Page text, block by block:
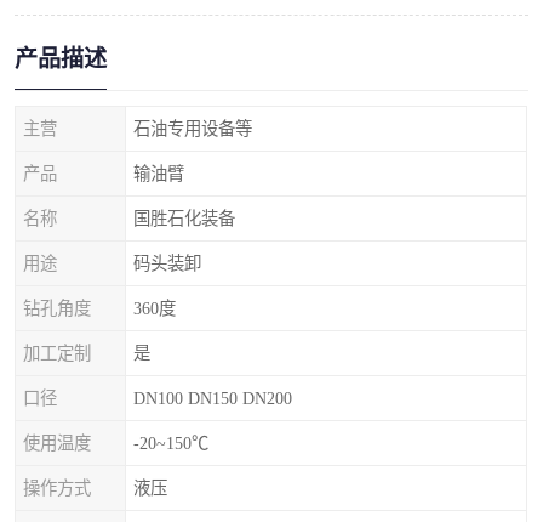
产品描述
主营 石油专用设备等
产品 输油臂
名称 国胜石化装备
用途 码头装卸
钻孔角度 360度
加工定制 是
口径 DN100 DN150 DN200
使用温度 -20~150℃
操作方式 液压